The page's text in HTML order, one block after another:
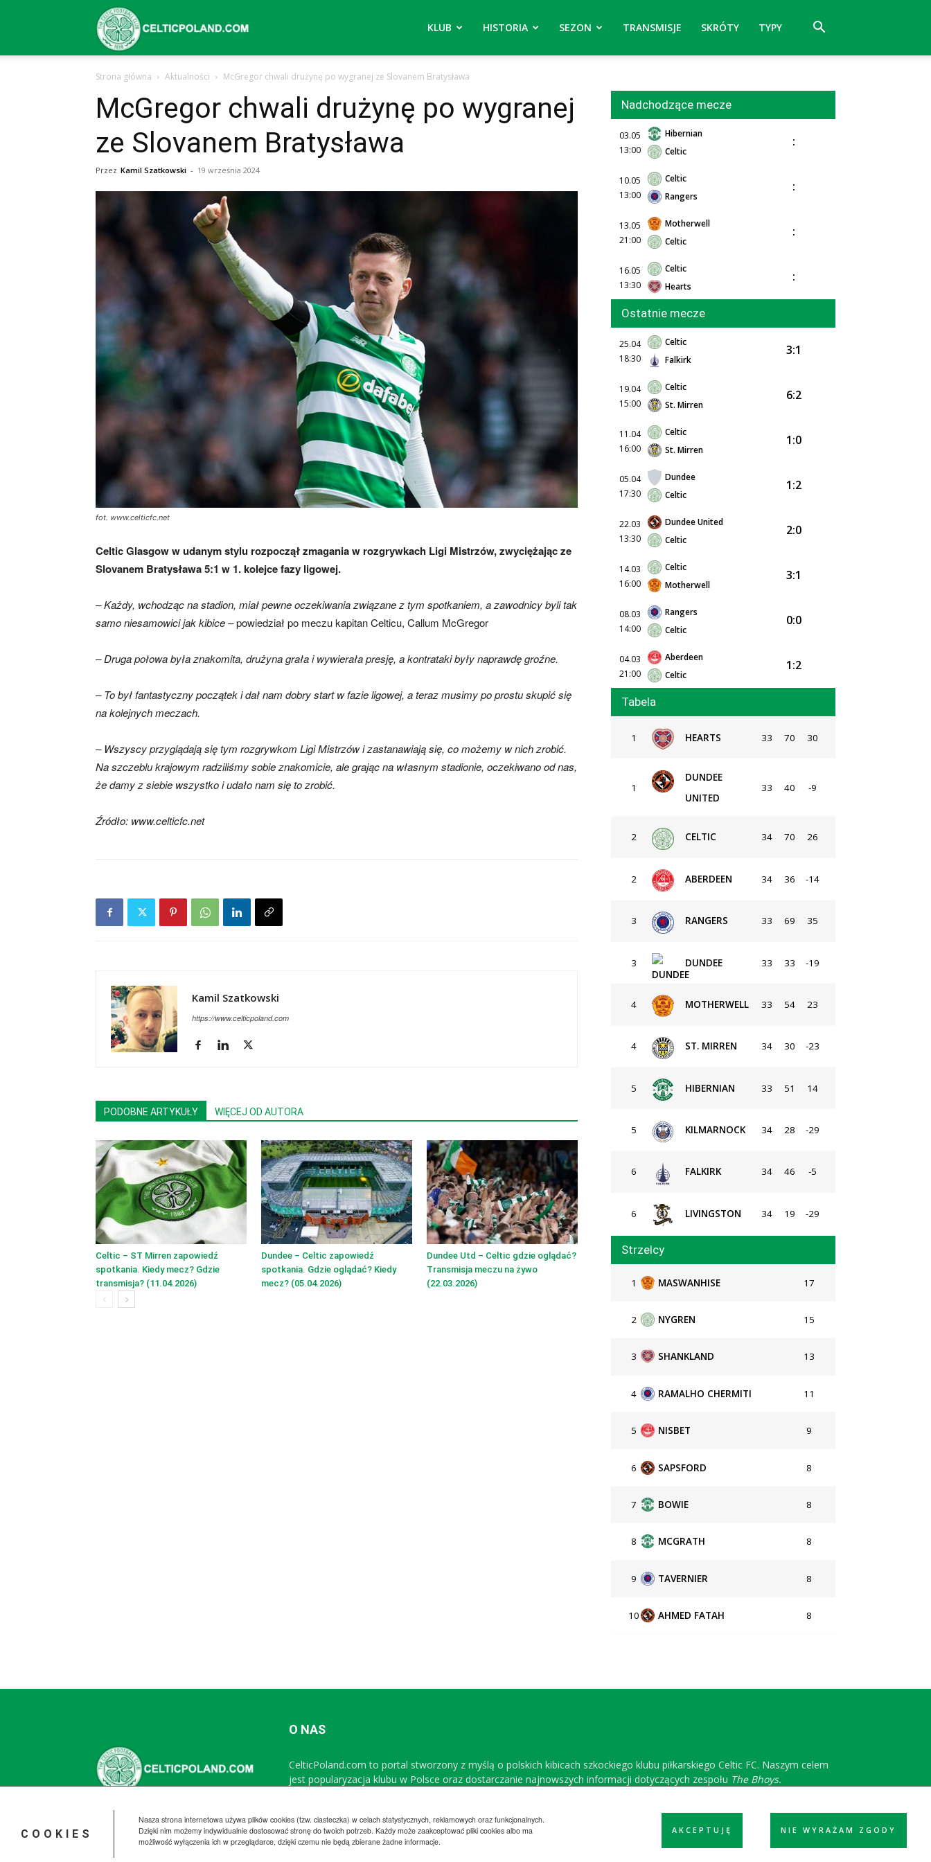
COOKIES
Nasza strona internetowa używa plików cookies (tzw. ciasteczka) w celach statystycznych, reklamowych oraz funkcjonalnych.
Dzięki nim możemy indywidualnie dostosować stronę do twoich potrzeb. Każdy może zaakceptować pliki cookies albo ma
możliwość wyłączenia ich w przeglądarce, dzięki czemu nie będą zbierane żadne informacje.
AKCEPTUJĘ NIE WYRAŻAM ZGODY
Glasgow
–
aktualności
mecze,
KLUB HISTORIA SEZON TRANSMISJE SKRÓTY TYPY
Strona główna Aktualności McGregor chwali drużynę po wygranej ze Slovanem Bratysława
McGregor chwali drużynę po wygranej
ze Slovanem Bratysława
Przez Kamil Szatkowski - 19 września 2024
fot. www.celticfc.net
Celtic Glasgow w udanym stylu rozpoczął zmagania w rozgrywkach Ligi Mistrzów, zwyciężając ze
Slovanem Bratysława 5:1 w 1. kolejce fazy ligowej.
– Każdy, wchodząc na stadion, miał pewne oczekiwania związane z tym spotkaniem, a zawodnicy byli tak
samo niesamowici jak kibice –powiedział po meczu kapitan Celticu, Callum McGregor
– Druga połowa była znakomita, drużyna grała i wywierała presję, a kontrataki były naprawdę groźne.
– To był fantastyczny początek i dał nam dobry start w fazie ligowej, a teraz musimy po prostu skupić się
na kolejnych meczach.
– Wszyscy przyglądają się tym rozgrywkom Ligi Mistrzów i zastanawiają się, co możemy w nich zrobić.
Na szczeblu krajowym radziliśmy sobie znakomicie, ale grając na własnym stadionie, oczekiwano od nas,
że damy z siebie wszystko i udało nam się to zrobić.
Źródło: www.celticfc.net
Kamil Szatkowski
https://www.celticpoland.com
PODOBNE ARTYKUŁY WIĘCEJ OD AUTORA
Celtic – ST Mirren zapowiedź
spotkania. Kiedy mecz? Gdzie
transmisja? (11.04.2026)
Dundee – Celtic zapowiedź
spotkania. Gdzie oglądać? Kiedy
mecz? (05.04.2026)
Dundee Utd – Celtic gdzie oglądać?
Transmisja meczu na żywo
(22.03.2026)
Nadchodzące mecze
03.05
13:00
Hibernian
Celtic
:
10.05
13:00
Celtic
Rangers
:
13.05
21:00
Motherwell
Celtic
:
16.05
13:30
Celtic
Hearts
:
Ostatnie mecze
25.04
18:30
Celtic
Falkirk
3:1
19.04
15:00
Celtic
St. Mirren
6:2
11.04
16:00
Celtic
St. Mirren
1:0
05.04
17:30
Dundee
Celtic
1:2
22.03
13:30
Dundee United
Celtic
2:0
14.03
16:00
Celtic
Motherwell
3:1
08.03
14:00
Rangers
Celtic
0:0
04.03
21:00
Aberdeen
Celtic
1:2
Tabela
1 HEARTS 33 70 30
1
DUNDEE
UNITED
33 40 -9
2 CELTIC 34 70 26
2 ABERDEEN 34 36 -14
3 RANGERS 33 69 35
3 DUNDEE 33 33 -19
4 MOTHERWELL 33 54 23
4 ST. MIRREN 34 30 -23
5 HIBERNIAN 33 51 14
5 KILMARNOCK 34 28 -29
6 FALKIRK 34 46 -5
6 LIVINGSTON 34 19 -29
Strzelcy
1 MASWANHISE 17
2 NYGREN 15
3 SHANKLAND 13
4 RAMALHO CHERMITI 11
5 NISBET 9
6 SAPSFORD 8
7 BOWIE 8
8 MCGRATH 8
9 TAVERNIER 8
10 AHMED FATAH 8
O NAS
CelticPoland.com to portal stworzony z myślą o polskich kibicach szkockiego klubu piłkarskiego Celtic FC. Naszym celem
jest popularyzacja klubu w Polsce oraz dostarczanie najnowszych informacji dotyczących zespołu The Bhoys.